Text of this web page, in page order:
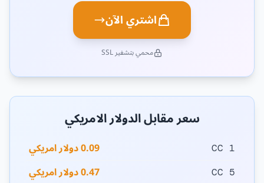
اشتري الآن
محمي بتشفير SSL
سعر مقابل الدولار الامريكي
1 CC 0.09 دولار امريكي
5 CC 0.47 دولار امريكي